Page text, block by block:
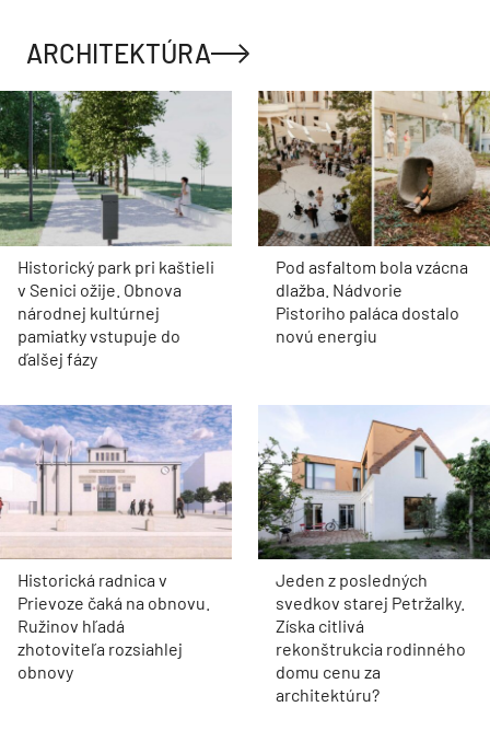
ARCHITEKTÚRA
Historický park pri kaštieli
v Senici ožije. Obnova
národnej kultúrnej
pamiatky vstupuje do
ďalšej fázy
Pod asfaltom bola vzácna
dlažba. Nádvorie
Pistoriho paláca dostalo
novú energiu
Historická radnica v
Prievoze čaká na obnovu.
Ružinov hľadá
zhotoviteľa rozsiahlej
obnovy
Jeden z posledných
svedkov starej Petržalky.
Získa citlivá
rekonštrukcia rodinného
domu cenu za
architektúru?